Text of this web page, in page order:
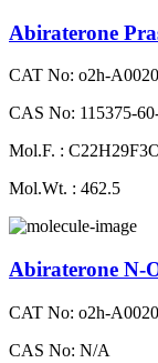
Abiraterone
CAT No: o2h-
CAS No: 115375-
Mol.F. :
Mol.Wt. : 462.5
Abiraterone N-
CAT No: o2h-
CAS No: N/A